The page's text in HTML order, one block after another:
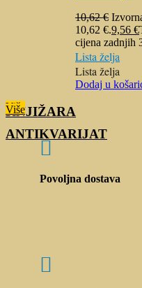
10,62€
10,62 €.9,56 €
cijena zadnjih
Lista želja
Lista želja
Dodaj u
KNJIŽARA
Više
ANTIKVARIJAT
Više

Povoljna dostava
